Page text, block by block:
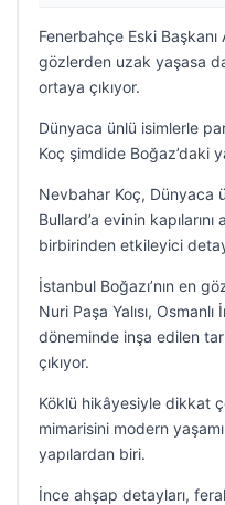
Fenerbahçe Eski Başkanı
gözlerden uzak yaşasa
ortaya çıkıyor.
Dünyaca ünlü isimlerle
Koç şimdide Boğaz’daki
Nevbahar Koç, Dünyaca
Bullard’a evinin kapılarını
birbirinden etkileyici
İstanbul Boğazı’nın en
Nuri Paşa Yalısı,
döneminde inşa edilen
çıkıyor.
Köklü hikâyesiyle dikkat
mimarisini modern
yapılardan biri.
İnce ahşap detayları,